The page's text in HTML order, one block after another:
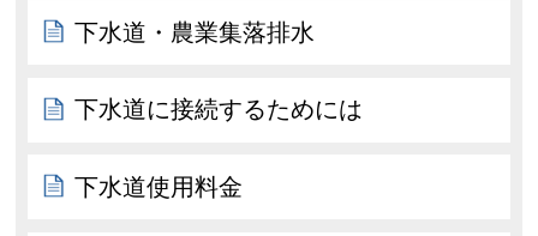
下水道・農業集落排水
下水道に接続するためには
下水道使用料金